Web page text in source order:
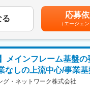
(ハードウェア/OS/ミドルウェ
V)による最適化
バの基盤(ハードウェア/OS/ミ
もユーザー部門とコミュニケ
ム開発を通じた資産管理業務
るやりがいを実感できます。
る 応募
（エージェ
メインフレーム基盤の
なしの上流中心/事業基
グ・ネットワーク株式会社